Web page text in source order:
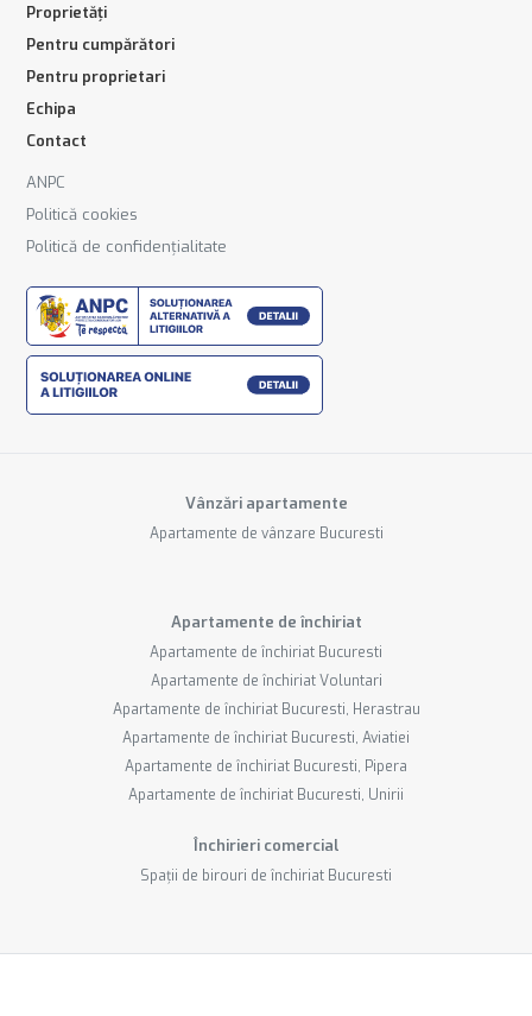
Proprietăți
Pentru cumpărători
Pentru proprietari
Echipa
Contact
ANPC
Politică cookies
Politică de confidențialitate
Vânzări apartamente
Apartamente de vânzare Bucuresti
Apartamente de închiriat
Apartamente de închiriat Bucuresti
Apartamente de închiriat Voluntari
Apartamente de închiriat Bucuresti, Herastrau
Apartamente de închiriat Bucuresti, Aviatiei
Apartamente de închiriat Bucuresti, Pipera
Apartamente de închiriat Bucuresti, Unirii
Închirieri comercial
Spații de birouri de închiriat Bucuresti